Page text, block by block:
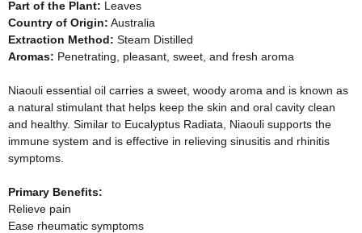
Part of the Plant: Leaves
Country of Origin: Australia
Extraction Method: Steam Distilled
Aromas: Penetrating, pleasant, sweet, and fresh aroma
Niaouli essential oil carries a sweet, woody aroma and is known as
a natural stimulant that helps keep the skin and oral cavity clean
and healthy. Similar to Eucalyptus Radiata, Niaouli supports the
immune system and is effective in relieving sinusitis and rhinitis
symptoms.
Primary Benefits:
Relieve pain
Ease rheumatic symptoms